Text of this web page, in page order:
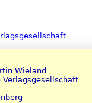
Wieland
Verlagsgesellschaft